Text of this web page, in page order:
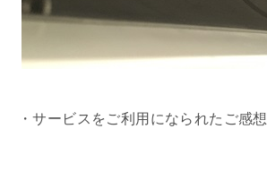
・サービスをご利用になられたご感想